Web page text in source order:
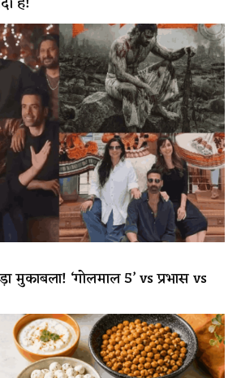
‘गोलमाल 5’ vs प्रभास vs